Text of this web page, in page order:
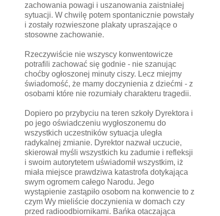
zachowania powagi i uszanowania zaistniałej
sytuacji. W chwilę potem spontanicznie powstały
i zostały rozwieszone plakaty upraszające o
stosowne zachowanie.
Rzeczywiście nie wszyscy konwentowicze
potrafili zachować się godnie - nie szanując
choćby ogłoszonej minuty ciszy. Lecz miejmy
świadomość, że mamy doczynienia z dziećmi - z
osobami które nie rozumiały charakteru tragedii.
Dopiero po przybyciu na teren szkoły Dyrektora i
po jego oświadczeniu wygłoszonemu do
wszystkich uczestników sytuacja uległa
radykalnej zmianie. Dyrektor nazwał uczucie,
skierował myśli wszystkich ku zadumie i refleksji
i swoim autorytetem uświadomił wszystkim, iż
miała miejsce prawdziwa katastrofa dotykająca
swym ogromem całego Narodu. Jego
wystąpienie zastąpiło osobom na konwencie to z
czym Wy mieliście doczynienia w domach czy
przed radioodbiornikami. Bańka otaczająca